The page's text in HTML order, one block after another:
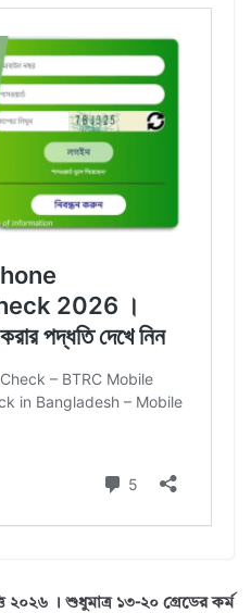
২০২৬ । শুধুমাত্র ১৩-২০ গ্রেডের কর্ম